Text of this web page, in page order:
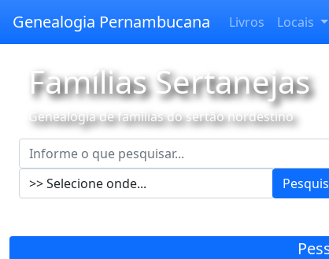
Genealogia Pernambucana Livros Locais
Famílias Sertanejas
Genealogia de famílias do sertão nordestino